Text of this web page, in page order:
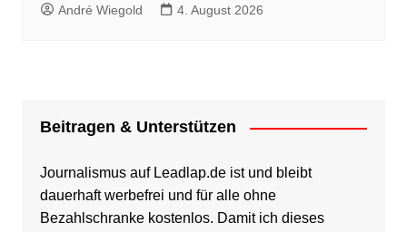
André Wiegold 4. August 2026
Beitragen & Unterstützen
Journalismus auf Leadlap.de ist und bleibt
dauerhaft werbefrei und für alle ohne
Bezahlschranke kostenlos. Damit ich dieses